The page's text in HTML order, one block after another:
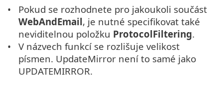
Pokud se rozhodnete pro jakoukoli součást
WebAndEmail, je nutné specifikovat také
neviditelnou položku ProtocolFiltering.
V názvech funkcí se rozlišuje velikost
písmen. UpdateMirror není to samé jako
UPDATEMIRROR.